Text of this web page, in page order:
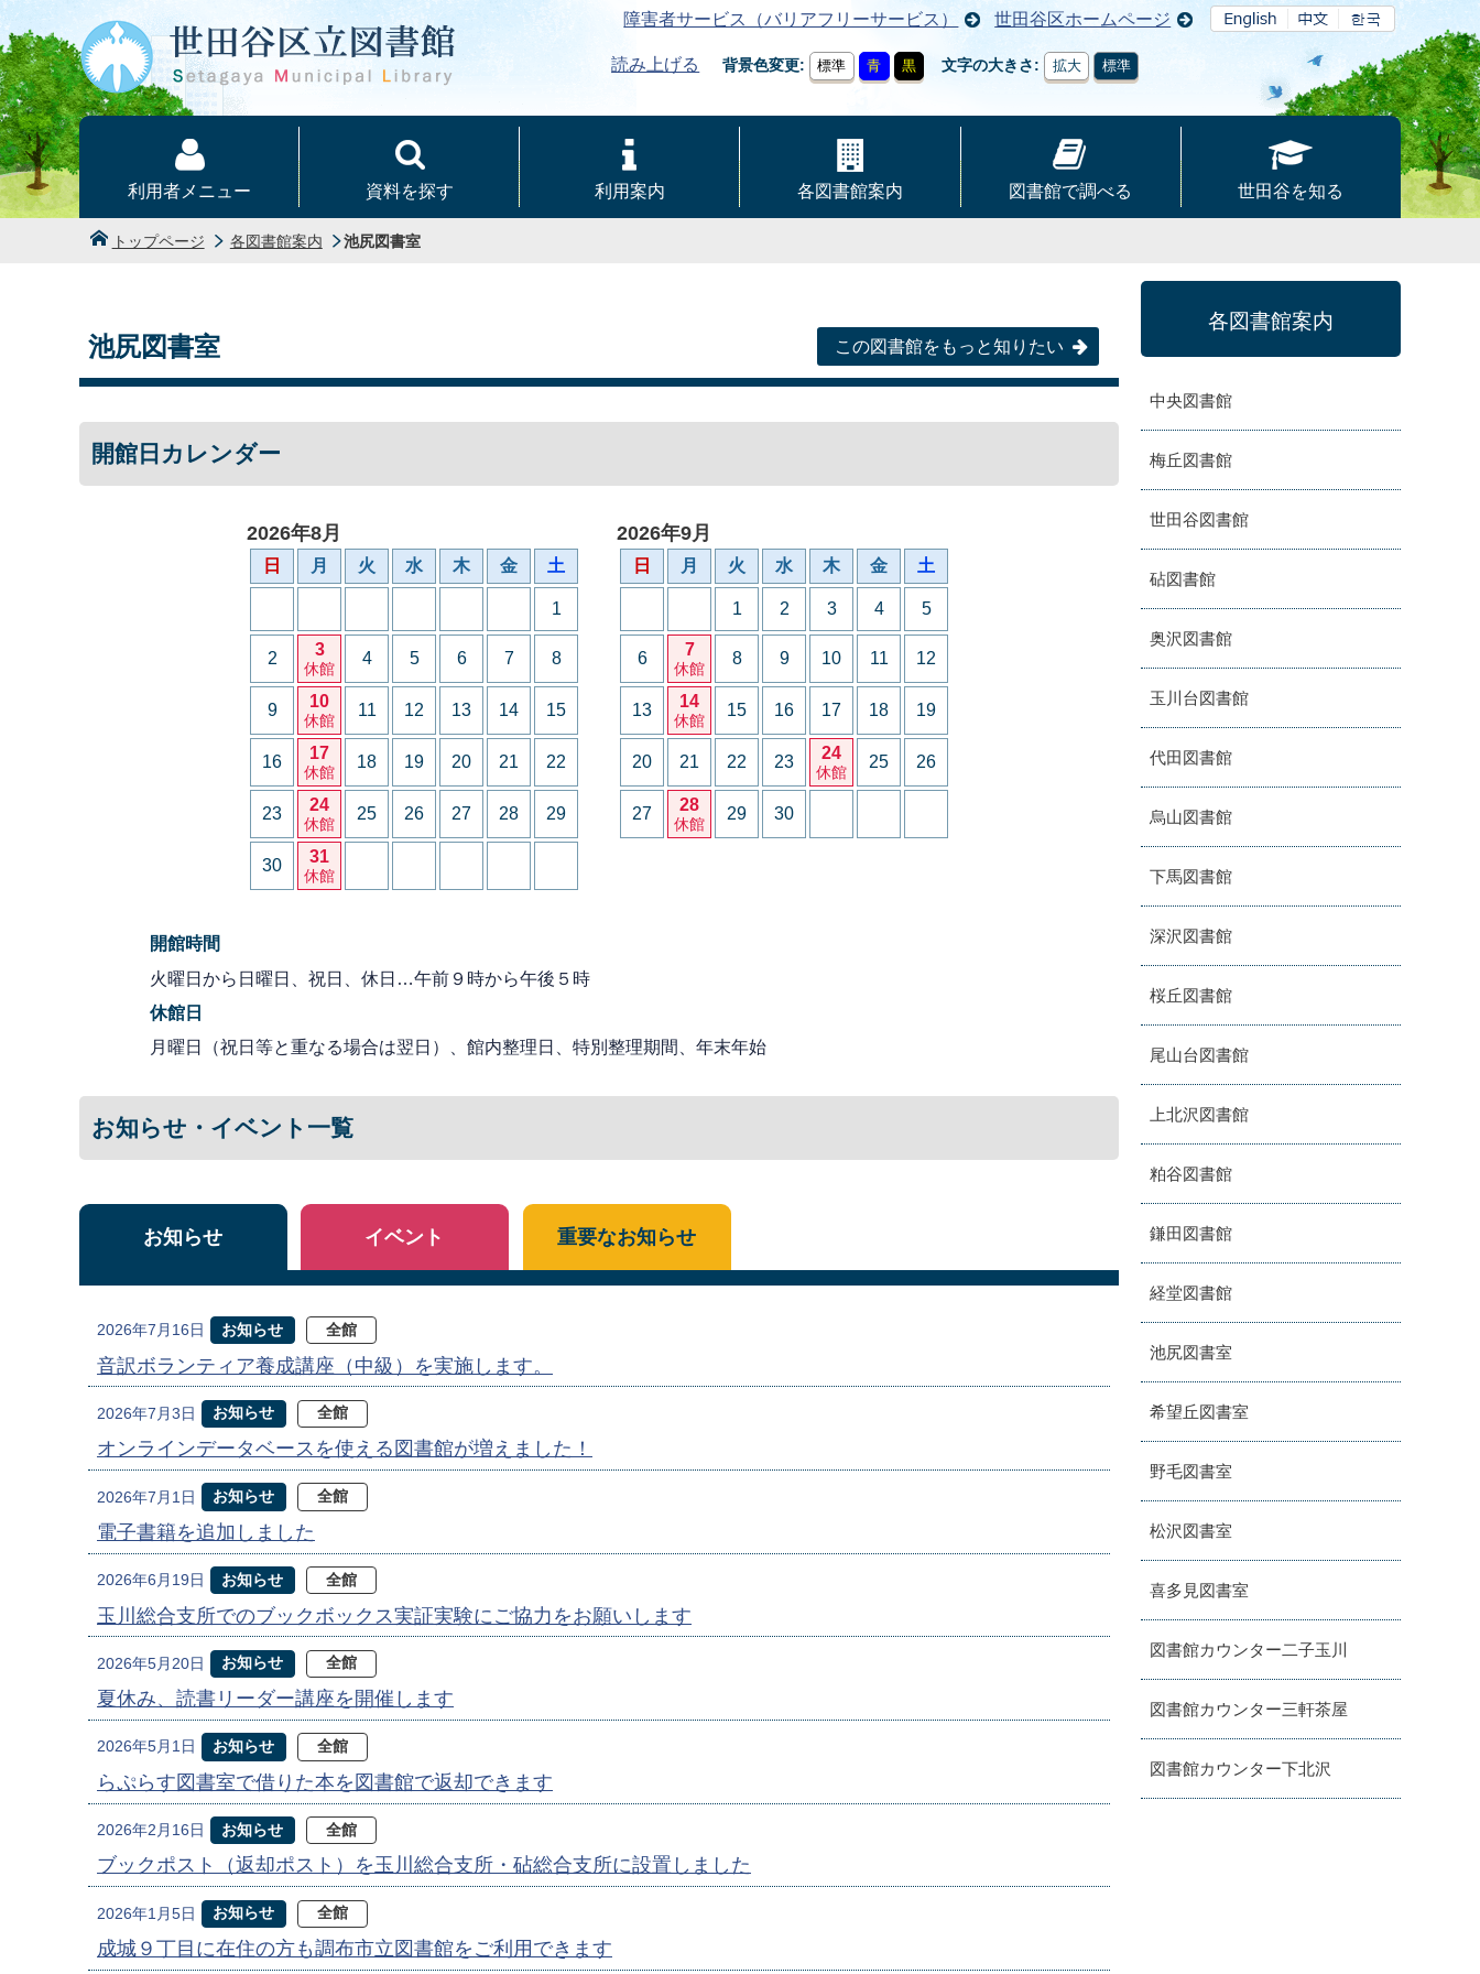
本文へ
障害者サービス（バリアフリーサービス） 世田谷区ホームページ
読み上げる 背景色変更 標準 青 黒 文字の大きさ 拡大 標準
利用者メニュー 資料を探す 利用案内 各図書館案内 図書館で調べる 世田谷を知る
トップページ 各図書館案内 池尻図書室
池尻図書室 この図書館をもっと知りたい
開館日カレンダー
2026年8月
日 月 火 水 木 金 土
1
2 3
休館
4 5 6 7 8
9 10
休館
11 12 13 14 15
16 17
休館
18 19 20 21 22
23 24
休館
25 26 27 28 29
30 31
休館
2026年9月
日 月 火 水 木 金 土
1 2 3 4 5
6 7
休館
8 9 10 11 12
13 14
休館
15 16 17 18 19
20 21 22 23 24
休館
25 26
27 28
休館
29 30
開館時間
火曜日から日曜日、祝日、休日…午前９時から午後５時
休館日
月曜日（祝日等と重なる場合は翌日）、館内整理日、特別整理期間、年末年始
お知らせ・イベント一覧
お知らせ
2026年7月16日 お知らせ 全館
音訳ボランティア養成講座（中級）を実施します。
2026年7月3日 お知らせ 全館
オンラインデータベースを使える図書館が増えました！
2026年7月1日 お知らせ 全館
電子書籍を追加しました
2026年6月19日 お知らせ 全館
玉川総合支所でのブックボックス実証実験にご協力をお願いします
2026年5月20日 お知らせ 全館
夏休み、読書リーダー講座を開催します
2026年5月1日 お知らせ 全館
らぷらす図書室で借りた本を図書館で返却できます
2026年2月16日 お知らせ 全館
ブックポスト（返却ポスト）を玉川総合支所・砧総合支所に設置しました
2026年1月5日 お知らせ 全館
成城９丁目に在住の方も調布市立図書館をご利用できます
イベント 重要なお知らせ
各図書館案内
中央図書館
梅丘図書館
世田谷図書館
砧図書館
奥沢図書館
玉川台図書館
代田図書館
烏山図書館
下馬図書館
深沢図書館
桜丘図書館
尾山台図書館
上北沢図書館
粕谷図書館
鎌田図書館
経堂図書館
池尻図書室
希望丘図書室
野毛図書室
松沢図書室
喜多見図書室
図書館カウンター二子玉川
図書館カウンター三軒茶屋
図書館カウンター下北沢